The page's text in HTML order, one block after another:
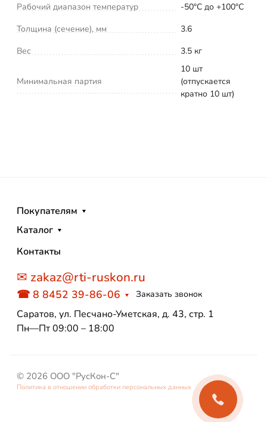
Рабочий диапазон температур
-50°С до +100°С
Толщина (сечение), мм
3.6
Вес
3.5 кг
Минимальная партия
10 шт
(отпускается
кратно 10 шт)
Покупателям
Каталог
Контакты
✉ zakaz@rti-ruskon.ru
☎ 8 8452 39-86-06 Заказать звонок
Саратов, ул. Песчано-Уметская, д. 43, стр. 1
Пн—Пт 09:00 – 18:00
© 2026 ООО "РусКон-С"
Политика в отношении обработки персональных данных